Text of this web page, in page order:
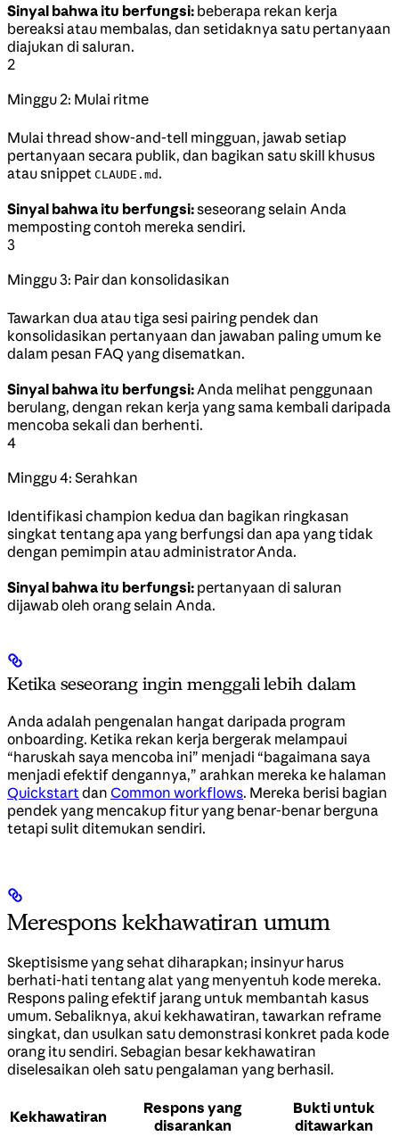
Sinyal bahwa itu berfungsi: beberapa rekan kerja
bereaksi atau membalas, dan setidaknya satu pertanyaan
diajukan di saluran.
2
Minggu 2: Mulai ritme
Mulai thread show-and-tell mingguan, jawab setiap
pertanyaan secara publik, dan bagikan satu skill khusus
atau snippet CLAUDE.md .
Sinyal bahwa itu berfungsi:seseorang selain Anda
memposting contoh mereka sendiri.
3
Minggu 3: Pair dan konsolidasikan
Tawarkan dua atau tiga sesi pairing pendek dan
konsolidasikan pertanyaan dan jawaban paling umum ke
dalam pesan FAQ yang disematkan.
Sinyal bahwa itu berfungsi: Anda melihat penggunaan
berulang, dengan rekan kerja yang sama kembali daripada
mencoba sekali dan berhenti.
4
Minggu 4: Serahkan
Identifikasi champion kedua dan bagikan ringkasan
singkat tentang apa yang berfungsi dan apa yang tidak
dengan pemimpin atau administrator Anda.
Sinyal bahwa itu berfungsi: pertanyaan di saluran
dijawab oleh orang selain Anda.
Ketika seseorang ingin menggali lebih dalam
Anda adalah pengenalan hangat daripada program
onboarding. Ketika rekan kerja bergerak melampaui
“haruskah saya mencoba ini” menjadi “bagaimana saya
menjadi efektif dengannya,” arahkan mereka ke halaman
Quickstartdan Common workflows. Mereka berisi bagian
pendek yang mencakup fitur yang benar-benar berguna
tetapi sulit ditemukan sendiri.
Merespons kekhawatiran umum
Skeptisisme yang sehat diharapkan; insinyur harus
berhati-hati tentang alat yang menyentuh kode mereka.
Respons paling efektif jarang untuk membantah kasus
umum. Sebaliknya, akui kekhawatiran, tawarkan reframe
singkat, dan usulkan satu demonstrasi konkret pada kode
orang itu sendiri. Sebagian besar kekhawatiran
diselesaikan oleh satu pengalaman yang berhasil.
Kekhawatiran
Respons yang
disarankan
Bukti untuk
ditawarkan